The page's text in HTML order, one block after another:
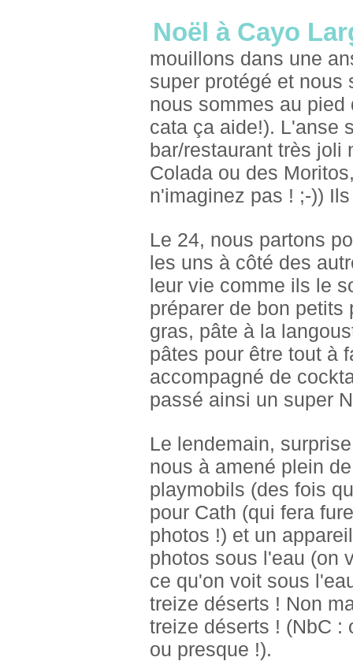
Noël à Cayo
mouillons dans une
super protégé et
nous sommes au
cata ça aide!). L'anse
bar/restaurant très joli
Colada ou des
n'imaginez pas ! ;-))
Le 24, nous partons
les uns à côté des
leur vie comme ils le
préparer de bon petits
gras, pâte à la
pâtes pour être tout à
accompagné de
passé ainsi un super
Le lendemain,
nous à amené plein
playmobils (des fois
pour Cath (qui fera
photos !) et un
photos sous l'eau (on
ce qu'on voit sous
treize déserts ! Non
treize déserts ! (NbC :
ou presque !).